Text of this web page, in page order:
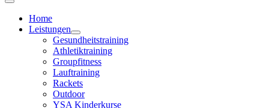
Toggle
NavigationHome
Leistungen
Gesundheitstraining
Athletiktraining
Groupfitness
Lauftraining
Rackets
Outdoor
YSA Kinderkurse